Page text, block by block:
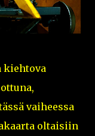
kiehtova
vaiheessa
oltaisiin